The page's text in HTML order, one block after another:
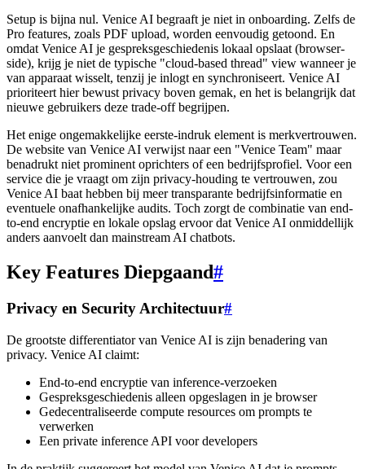
Setup is bijna nul. Venice AI begraaft je niet in onboarding. Zelfs de
Pro features, zoals PDF upload, worden eenvoudig getoond. En
omdat Venice AI je gespreksgeschiedenis lokaal opslaat (browser-
side), krijg je niet de typische "cloud-based thread" view wanneer je
van apparaat wisselt, tenzij je inlogt en synchroniseert. Venice AI
prioriteert hier bewust privacy boven gemak, en het is belangrijk dat
nieuwe gebruikers deze trade-off begrijpen.
Het enige ongemakkelijke eerste-indruk element is merkvertrouwen.
De website van Venice AI verwijst naar een "Venice Team" maar
benadrukt niet prominent oprichters of een bedrijfsprofiel. Voor een
service die je vraagt om zijn privacy-houding te vertrouwen, zou
Venice AI baat hebben bij meer transparante bedrijfsinformatie en
eventuele onafhankelijke audits. Toch zorgt de combinatie van end-
to-end encryptie en lokale opslag ervoor dat Venice AI onmiddellijk
anders aanvoelt dan mainstream AI chatbots.
Key Features Diepgaand#
Privacy en Security Architectuur#
De grootste differentiator van Venice AI is zijn benadering van
privacy. Venice AI claimt:
End-to-end encryptie van inference-verzoeken
Gespreksgeschiedenis alleen opgeslagen in je browser
Gedecentraliseerde compute resources om prompts te
verwerken
Een private inference API voor developers